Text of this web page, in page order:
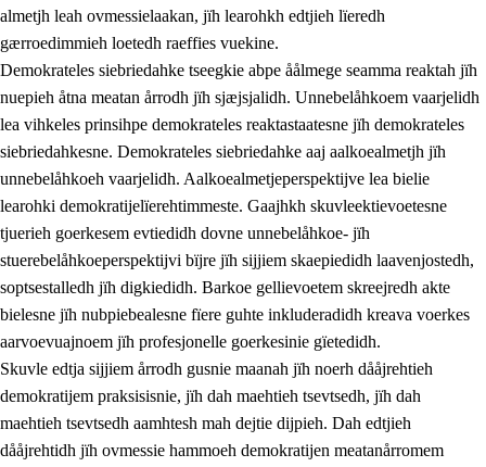
1.3 Laejhtehks ussjedimmie jïh etihkeles vuajnoe
1.4
Skaepiedimmievoeteaavoe, eadtjohkevoete jïh
goerehtimmievæljoe
1.5 Eatnemem krööhkestidh jïh byjresegoerkesevoete
1.6 Demokratije jïh meatanårrome
almetjh leah ovmessielaakan, jïh learohkh edtjieh lïeredh
gærroedimmieh loetedh raeffies vuekine.
Demokrateles siebriedahke tseegkie abpe åålmege seamma reaktah jïh
nuepieh åtna meatan årrodh jïh sjæjsjalidh. Unnebelåhkoem vaarjelidh
lea vihkeles prinsihpe demokrateles reaktastaatesne jïh demokrateles
siebriedahkesne. Demokrateles siebriedahke aaj aalkoealmetjh jïh
unnebelåhkoeh vaarjelidh. Aalkoealmetjeperspektijve lea bielie
learohki demokratijelïerehtimmeste. Gaajhkh skuvleektievoetesne
tjuerieh goerkesem evtiedidh dovne unnebelåhkoe- jïh
stuerebelåhkoeperspektijvi bïjre jïh sijjiem skaepiedidh laavenjostedh,
soptsestalledh jïh digkiedidh. Barkoe gellievoetem skreejredh akte
bielesne jïh nubpiebealesne fïere guhte inkluderadidh kreava voerkes
aarvoevuajnoem jïh profesjonelle goerkesinie gïetedidh.
Skuvle edtja sijjiem årrodh gusnie maanah jïh noerh dååjrehtieh
demokratijem praksisisnie, jïh dah maehtieh tsevtsedh, jïh dah
maehtieh tsevtsedh aamhtesh mah dejtie dijpieh. Dah edtjieh
dååjrehtidh jïh ovmessie hammoeh demokratijen meatanårromem